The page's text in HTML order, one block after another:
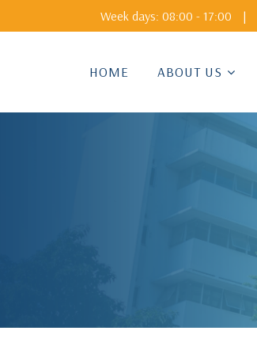
Week days: 08:00 - 17:00 |
HOME ABOUT US